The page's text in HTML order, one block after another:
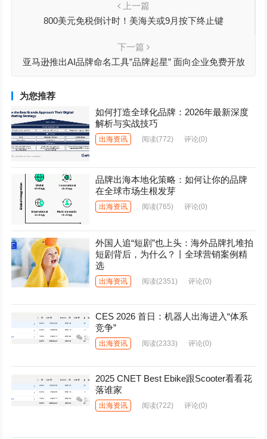
上一篇
800美元免税倒计时！美海关或9月按下终止键
下一篇
亚马逊推出AI品牌命名工具”品牌起星” 面向企业免费开放
为您推荐
如何打造全球化品牌：2026年最新深度
解析与实战技巧
出海资讯 阅读(772) 评论(0)
品牌出海本地化策略：如何让你的品牌
在全球市场生根发芽
出海资讯 阅读(765) 评论(0)
外国人追“短剧”也上头：海外品牌扎堆拍
短剧背后，为什么？丨全球营销案例精
选
出海资讯 阅读(2351) 评论(0)
CES 2026 首日：机器人出海进入“体系
竞争”
出海资讯 阅读(2333) 评论(0)
2025 CNET Best Ebike跟Scooter看看花
落谁家
出海资讯 阅读(722) 评论(0)